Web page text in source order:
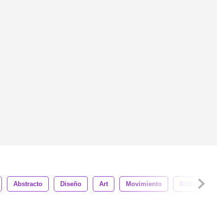
Abstracto Diseño Art Movimiento Brillante